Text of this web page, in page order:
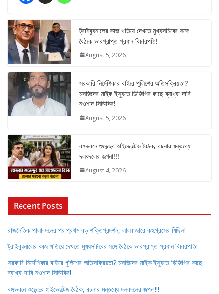
ট্রাইব্যুনালের কাজ খতিয়ে দেখতে মুখ্যসচিবের সঙ্গে
বৈঠকে ভারপ্রাপ্ত প্রধান বিচারপতি!
August 5, 2026
সরকারি নির্দেশিকার বাইরে পুলিশের অতিসক্রিয়তা?
মসজিদের মাইক ইস্যুতে ডিজিপির কাছে ব্যাখ্যা দাবি
নওশাদ সিদ্দিকির!
August 5, 2026
বঙ্গভবনে শুভেন্দুর হাইভোল্টেজ বৈঠক, রচনার মন্তব্যে
দলবদলের জল্পনা!!!
August 4, 2026
Recent Posts
রাজনৈতিক পালাবদলের পর প্রথম বড় শক্তিপ্রদর্শন, লালবাজারে কংগ্রেসের মিছিল!
ট্রাইব্যুনালের কাজ খতিয়ে দেখতে মুখ্যসচিবের সঙ্গে বৈঠকে ভারপ্রাপ্ত প্রধান বিচারপতি!
সরকারি নির্দেশিকার বাইরে পুলিশের অতিসক্রিয়তা? মসজিদের মাইক ইস্যুতে ডিজিপির কাছে
ব্যাখ্যা দাবি নওশাদ সিদ্দিকির!
বঙ্গভবনে শুভেন্দুর হাইভোল্টেজ বৈঠক, রচনার মন্তব্যে দলবদলের জল্পনা!!!